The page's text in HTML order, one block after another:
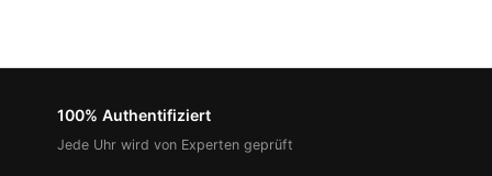
100% Authentifiziert
Jede Uhr wird von Experten geprüft